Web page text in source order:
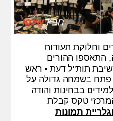
וחלוקת תעודות
התאספו ההורים
תות"ל דעת • ראש
פתח בשמחה גדולה על
בבחינות והודה
טקס קבלת
תמונות